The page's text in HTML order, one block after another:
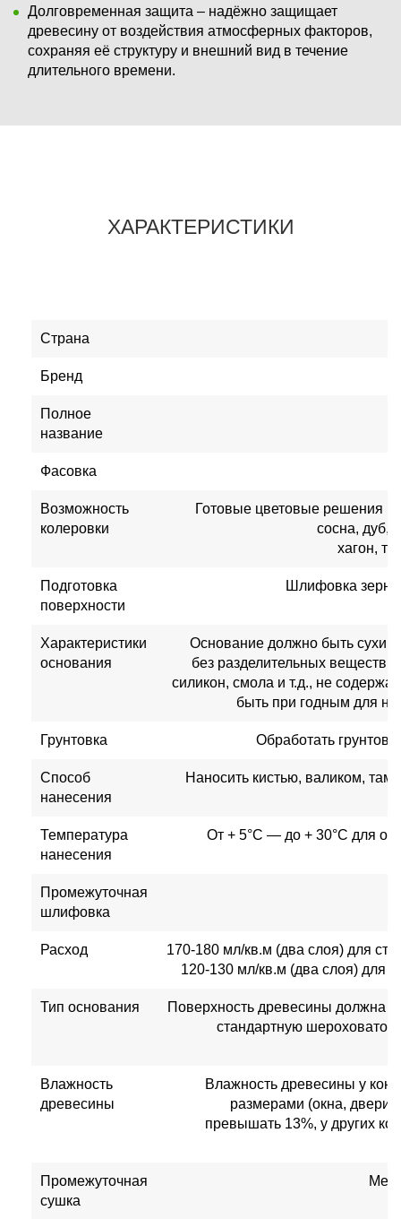
Долговременная защита – надёжно защищает
древесину от воздействия атмосферных факторов,
сохраняя её структуру и внешний вид в течение
длительного времени.
ХАРАКТЕРИСТИКИ
Страна
Бренд
Полное
название
Фасовка
Возможность
колеровки
Готовые цветовые решения
сосна, дуб,
хагон,
Подготовка
поверхности
Шлифовка
Характеристики
основания
Основание должно быть
без разделительных веществ,
силикон, смола и т.д., не
быть при годным для
Грунтовка Обработать
Способ
нанесения
Наносить кистью, валиком,
Температура
нанесения
От + 5°C — до + 30°C для
Промежуточная
шлифовка
Расход
170-180 мл/кв.м (два слоя) для
120-130 мл/кв.м (два слоя) для
Тип основания
Поверхность древесины должна
стандартную
Влажность
древесины
Влажность древесины у
размерами (окна, двери,
превышать 13%, у других
Промежуточная
сушка